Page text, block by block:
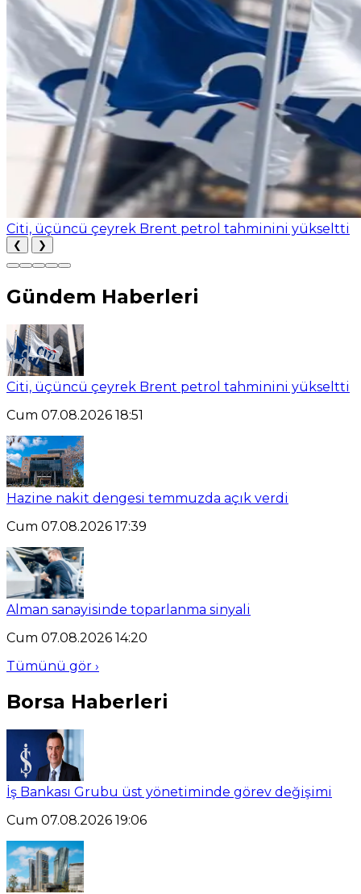
Citi, üçüncü çeyrek Brent petrol tahminini yükseltti
❮ ❯
Gündem Haberleri
Citi, üçüncü çeyrek Brent petrol tahminini yükseltti
Cum 07.08.2026 18:51
Hazine nakit dengesi temmuzda açık verdi
Cum 07.08.2026 17:39
Alman sanayisinde toparlanma sinyali
Cum 07.08.2026 14:20
Tümünü gör ›
Borsa Haberleri
İş Bankası Grubu üst yönetiminde görev değişimi
Cum 07.08.2026 19:06